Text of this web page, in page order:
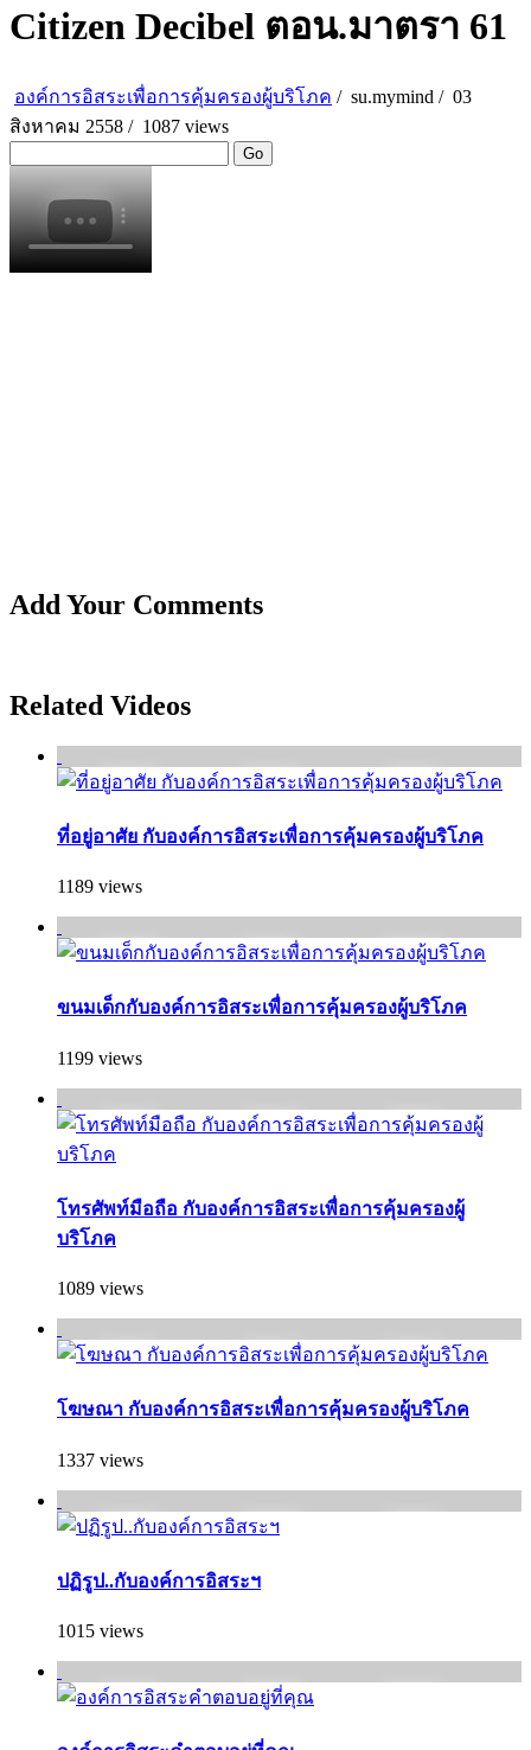
Citizen Decibel ตอน.มาตรา 61
องค์การอิสระเพื่อการคุ้มครองผู้บริโภค / su.mymind / 03
สิงหาคม 2558 / 1087 views
Go
Add Your Comments
Related Videos
ที่อยู่อาศัย กับองค์การอิสระเพื่อการคุ้มครองผู้บริโภค
1189 views
ขนมเด็กกับองค์การอิสระเพื่อการคุ้มครองผู้บริโภค
1199 views
โทรศัพท์มือถือ กับองค์การอิสระเพื่อการคุ้มครองผู้
บริโภค
1089 views
โฆษณา กับองค์การอิสระเพื่อการคุ้มครองผู้บริโภค
1337 views
ปฏิรูป..กับองค์การอิสระฯ
1015 views